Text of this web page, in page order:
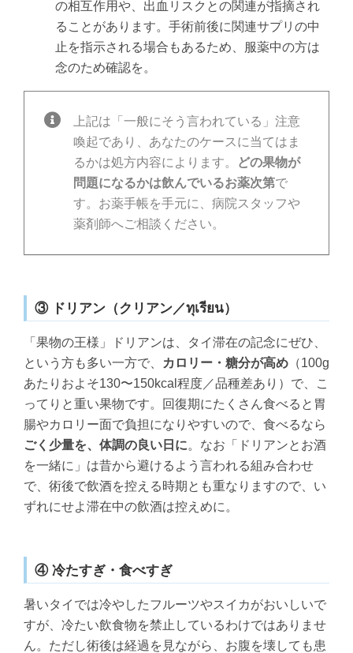
の相互作用や、出血リスクとの関連が指摘され
ることがあります。手術前後に関連サプリの中
止を指示される場合もあるため、服薬中の方は
念のため確認を。
上記は「一般にそう言われている」注意
喚起であり、あなたのケースに当てはま
るかは処方内容によります。
どの果物が
問題になるかは飲んでいるお薬次第で
す。お薬手帳を手元に、病院スタッフや
薬剤師へご相談ください。
③ ドリアン（クリアン／ทุเรียน）
「果物の王様」ドリアンは、タイ滞在の記念にぜひ、
という方も多い一方で、
カロリー・糖分が高め（100g
あたりおよそ130〜150kcal程度／品種差あり）で、こ
ってりと重い果物です。回復期にたくさん食べると胃
腸やカロリー面で負担になりやすいので、食べるなら
ごく少量を、体調の良い日に。なお「ドリアンとお酒
を一緒に」は昔から避けるよう言われる組み合わせ
で、術後で飲酒を控える時期とも重なりますので、い
ずれにせよ滞在中の飲酒は控えめに。
④ 冷たすぎ・食べすぎ
暑いタイでは冷やしたフルーツやスイカがおいしいで
すが、冷たい飲食物を禁止しているわけではありませ
ん。ただし術後は経過を見ながら、お腹を壊しても患